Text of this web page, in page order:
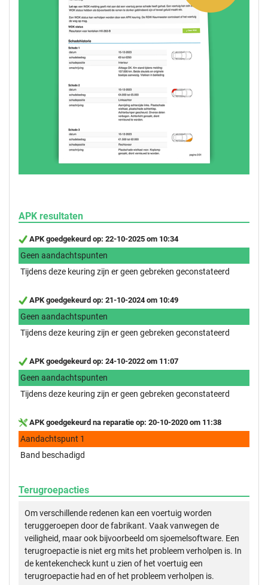
APK resultaten
APK goedgekeurd op: 22-10-2025 om 10:34
Geen aandachtspunten
Tijdens deze keuring zijn er geen gebreken geconstateerd
APK goedgekeurd op: 21-10-2024 om 10:49
Geen aandachtspunten
Tijdens deze keuring zijn er geen gebreken geconstateerd
APK goedgekeurd op: 24-10-2022 om 11:07
Geen aandachtspunten
Tijdens deze keuring zijn er geen gebreken geconstateerd
APK goedgekeurd na reparatie op: 20-10-2020 om 11:38
Aandachtspunt 1
Band beschadigd
Terugroepacties
Om verschillende redenen kan een voertuig worden
teruggeroepen door de fabrikant. Vaak vanwegen de
veiligheid, maar ook bijvoorbeeld om sjoemelsoftware. Een
terugroepactie is niet erg mits het probleem verholpen is. In
de kentekencheck kunt u zien of het voertuig een
terugroepactie had en of het probleem verholpen is.